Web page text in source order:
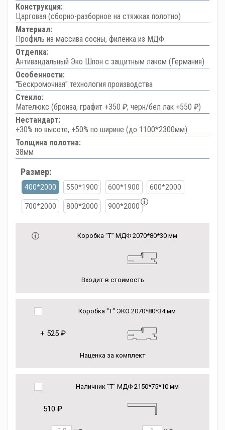
Конструкция:
Царговая (сборно-разборное на стяжках полотно)
Материал:
Профиль из массива сосны, филенка из МДФ
Отделка:
Антивандальный Эко Шпон с защитным лаком (Германия)
Особенности:
"Бескромочная" технология производства
Стекло:
Мателюкс (бронза, графит +350 ₽; черн/бел лак +550 ₽)
Нестандарт:
+30% по высоте, +50% по ширине (до 1100*2300мм)
Толщина полотна:
38мм
Размер:
400*2000 550*1900 600*1900 600*2000
700*2000 800*2000 900*2000
Коробка "Т" МДФ 2070*80*30 мм
Входит в стоимость
Коробка "Т" ЭКО 2070*80*34 мм
+ 525 ₽
Наценка за комплект
Наличник "Т" МДФ 2150*75*10 мм
510 ₽